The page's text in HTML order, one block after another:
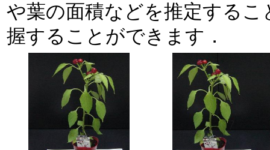
や葉の面積などを推定する
握することができます．